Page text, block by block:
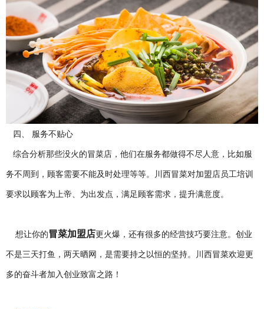
四、 服务不贴心
综合分析那些没火的冒菜店，他们在服务都做得不尽人意，比如服
务不周到，顾客需要不能及时处理等等。川西冒菜对加盟店员工培训
要求以顾客为上帝、为出发点，满足顾客需求，提升满意度。
想让你的 冒菜加盟店更火爆，还有很多的经营技巧要注意。创业
不是三天打鱼，两天晒网，是需要持之以恒的坚持。川西冒菜欢迎更
多的奋斗者加入创业致富之路！